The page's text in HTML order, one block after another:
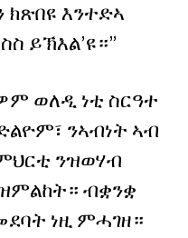
ክጽበዩ እንተድኣ
ይኽእል’ዩ።”
ወለዲ ነቲ ስርዓተ
ንኣብነት ኣብ
ንዝወሃብ
ብቋንቋ
ነዚ ምሓገዘ።